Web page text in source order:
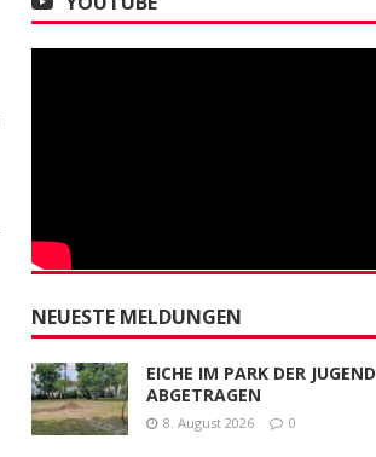
NEUESTE MELDUNGEN
EICHE IM PARK DER JUGEND
ABGETRAGEN
8. August 2026 0